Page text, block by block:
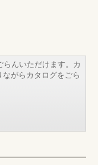
んいただけます。カ
がらカタログをごら